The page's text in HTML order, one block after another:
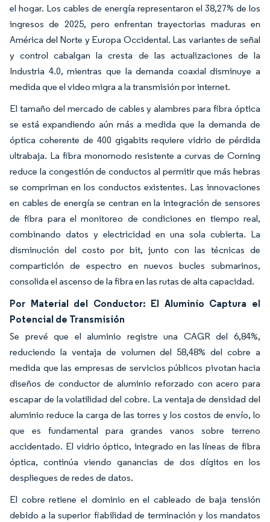
el hogar. Los cables de energía representaron el 38,27% de los
ingresos de 2025, pero enfrentan trayectorias maduras en
América del Norte y Europa Occidental. Las variantes de señal
y control cabalgan la cresta de las actualizaciones de la
Industria 4.0, mientras que la demanda coaxial disminuye a
medida que el video migra a la transmisión por internet.
El tamaño del mercado de cables y alambres para fibra óptica
se está expandiendo aún más a medida que la demanda de
óptica coherente de 400 gigabits requiere vidrio de pérdida
ultrabaja. La fibra monomodo resistente a curvas de Corning
reduce la congestión de conductos al permitir que más hebras
se compriman en los conductos existentes. Las innovaciones
en cables de energía se centran en la integración de sensores
de fibra para el monitoreo de condiciones en tiempo real,
combinando datos y electricidad en una sola cubierta. La
disminución del costo por bit, junto con las técnicas de
compartición de espectro en nuevos bucles submarinos,
consolida el ascenso de la fibra en las rutas de alta capacidad.
Por Material del Conductor: El Aluminio Captura el
Potencial de Transmisión
Se prevé que el aluminio registre una CAGR del 6,84%,
reduciendo la ventaja de volumen del 58,48% del cobre a
medida que las empresas de servicios públicos pivotan hacia
diseños de conductor de aluminio reforzado con acero para
escapar de la volatilidad del cobre. La ventaja de densidad del
aluminio reduce la carga de las torres y los costos de envío, lo
que es fundamental para grandes vanos sobre terreno
accidentado. El vidrio óptico, integrado en las líneas de fibra
óptica, continúa viendo ganancias de dos dígitos en los
despliegues de redes de datos.
El cobre retiene el dominio en el cableado de baja tensión
debido a la superior fiabilidad de terminación y los mandatos